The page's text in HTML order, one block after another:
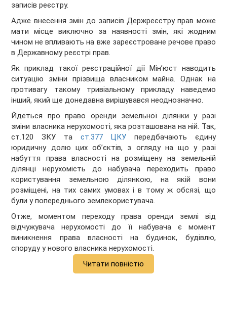
записів реєстру.
Адже внесення змін до записів Держреєстру прав може
мати місце виключно за наявності змін, які жодним
чином не впливають на вже зареєстроване речове право
в Державному реєстрі прав.
Як приклад такої реєстраційної дії Мін’юст наводить
ситуацію зміни прізвища власником майна. Однак на
противагу такому тривіальному прикладу наведемо
інший, який ще донедавна вирішувався неоднозначно.
Йдеться про право оренди земельної ділянки у разі
зміни власника нерухомості, яка розташована на ній. Так,
ст.120 ЗКУ та ст.377 ЦКУ передбачають єдину
юридичну долю цих об’єктів, з огляду на що у разі
набуття права власності на розміщену на земельній
ділянці нерухомість до набувача переходить право
користування земельною ділянкою, на якій вони
розміщені, на тих самих умовах і в тому ж обсязі, що
були у попереднього землекористувача.
Отже, моментом переходу права оренди землі від
відчужувача нерухомості до її набувача є момент
виникнення права власності на будинок, будівлю,
споруду у нового власника нерухомості.
Читати повністю